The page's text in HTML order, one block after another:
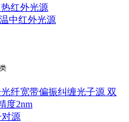
热红外光源
中红外光源
光纤宽带偏振纠缠光子源 双
度2nm
对源